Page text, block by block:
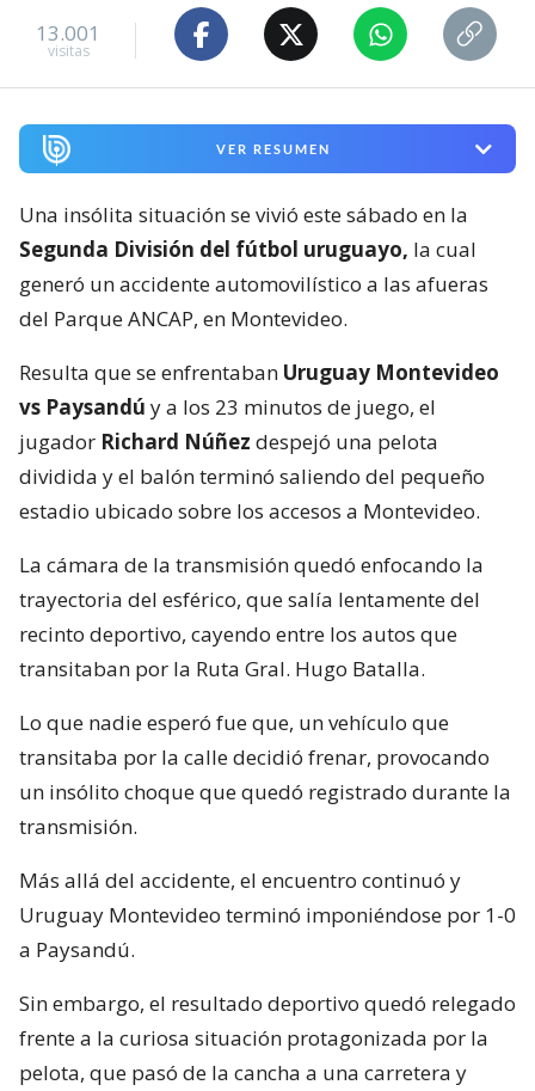
13.001
visitas
VER RESUMEN
Una insólita situación se vivió este sábado en la
Segunda División del fútbol uruguayo, la cual
generó un accidente automovilístico a las afueras
del Parque ANCAP, en Montevideo.
Resulta que se enfrentaban Uruguay Montevideo
vs Paysandú y a los 23 minutos de juego, el
jugador Richard Núñez despejó una pelota
dividida y el balón terminó saliendo del pequeño
estadio ubicado sobre los accesos a Montevideo.
La cámara de la transmisión quedó enfocando la
trayectoria del esférico, que salía lentamente del
recinto deportivo, cayendo entre los autos que
transitaban por la Ruta Gral. Hugo Batalla.
Lo que nadie esperó fue que, un vehículo que
transitaba por la calle decidió frenar, provocando
un insólito choque que quedó registrado durante la
transmisión.
Más allá del accidente, el encuentro continuó y
Uruguay Montevideo terminó imponiéndose por 1-0
a Paysandú.
Sin embargo, el resultado deportivo quedó relegado
frente a la curiosa situación protagonizada por la
pelota, que pasó de la cancha a una carretera y